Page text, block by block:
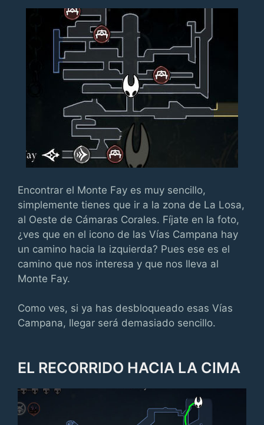
Encontrar el Monte Fay es muy sencillo,
simplemente tienes que ir a la zona de La Losa,
al Oeste de Cámaras Corales. Fíjate en la foto,
¿ves que en el icono de las Vías Campana hay
un camino hacia la izquierda? Pues ese es el
camino que nos interesa y que nos lleva al
Monte Fay.
Como ves, si ya has desbloqueado esas Vías
Campana, llegar será demasiado sencillo.
EL RECORRIDO HACIA LA CIMA